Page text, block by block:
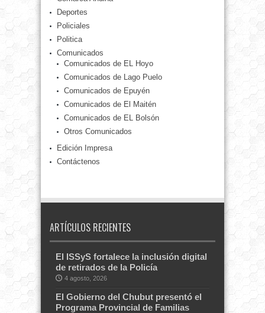
Deportes
Policiales
Politica
Comunicados
Comunicados de EL Hoyo
Comunicados de Lago Puelo
Comunicados de Epuyén
Comunicados de El Maitén
Comunicados de EL Bolsón
Otros Comunicados
Edición Impresa
Contáctenos
ARTÍCULOS RECIENTES
El ISSyS fortalece la inclusión digital
de retirados de la Policía
4 agosto, 2026
El Gobierno del Chubut presentó el
Programa Provincial de Familias